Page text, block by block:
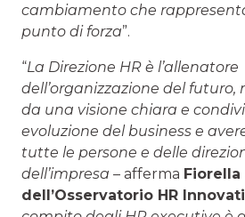
cambiamento che
punto di forza”.
“La Direzione HR è l’allenatore
dell’organizzazione del futuro,
da una visione chiara e
evoluzione del business e
tutte le persone e delle
dell’impresa – afferma Fiorella
dell’Osservatorio HR